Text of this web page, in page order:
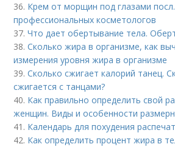
36. Крем от морщин под глазами
профессиональных косметологов
37.Что дает обертывание тела.
38.Сколько жира в организме, как
измерения уровня жира в организме
39.Сколько сжигает калорий танец.
сжигается с танцами?
40. Как правильно определить свой
женщин. Виды и особенности
41. Календарь для похудения
42. Как определить процент жира в